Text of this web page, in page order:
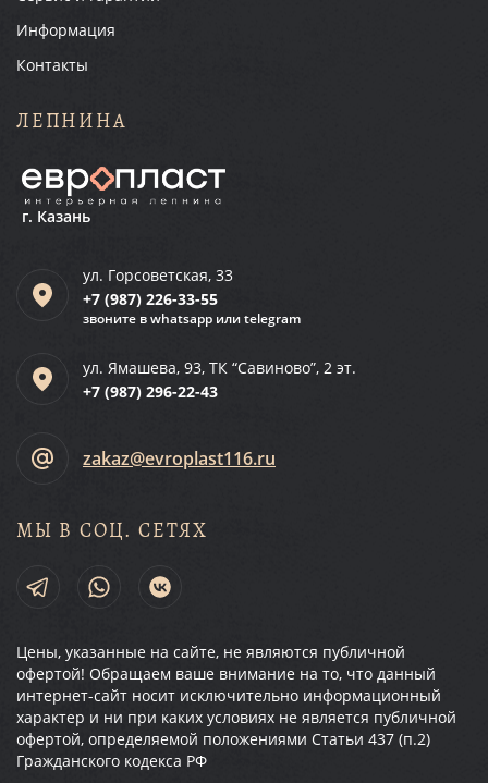
Информация
Контакты
ЛЕПНИНА
г. Казань
ул. Горсоветская, 33
+7 (987) 226-33-55
звоните в whatsapp или telegram
ул. Ямашева, 93, ТК “Савиново”, 2 эт.
+7 (987) 296-22-43
zakaz@evroplast116.ru
МЫ В СОЦ. СЕТЯХ
Цены, указанные на сайте, не являются публичной
офертой! Обращаем ваше внимание на то, что данный
интернет-сайт носит исключительно информационный
характер и ни при каких условиях не является публичной
офертой, определяемой положениями Статьи 437 (п.2)
Гражданского кодекса РФ